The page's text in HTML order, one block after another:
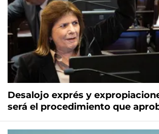
Desalojo exprés y
será el procedimiento que